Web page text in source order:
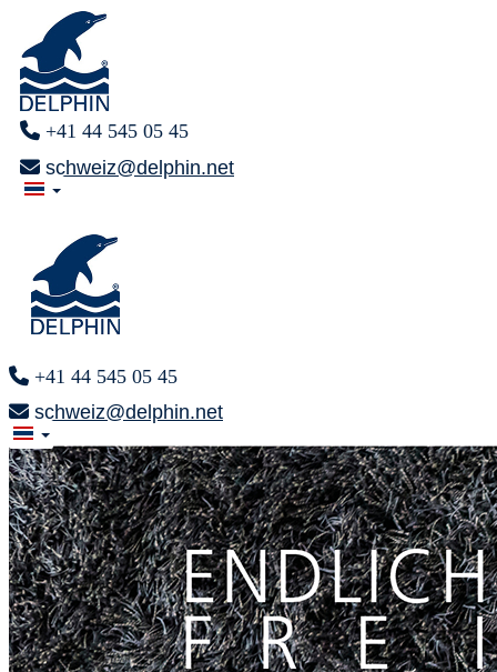
+41 44 545 05 45
schweiz@delphin.net
+41 44 545 05 45
schweiz@delphin.net